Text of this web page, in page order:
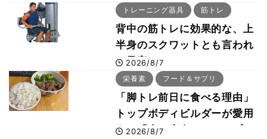
事・睡眠・呼吸の整え方
トレーニング器具 筋トレ
背中の筋トレに効果的な、上
半身のスクワットとも言われ
た最高マシン“ノーチラス・
プルオーバーマシン”とは？
2026/8/7
栄養素 フード＆サプリ
「脚トレ前日に食べる理由」
トップボディビルダーが愛用
する「米＋牛肉」のシンプル
2026/8/7